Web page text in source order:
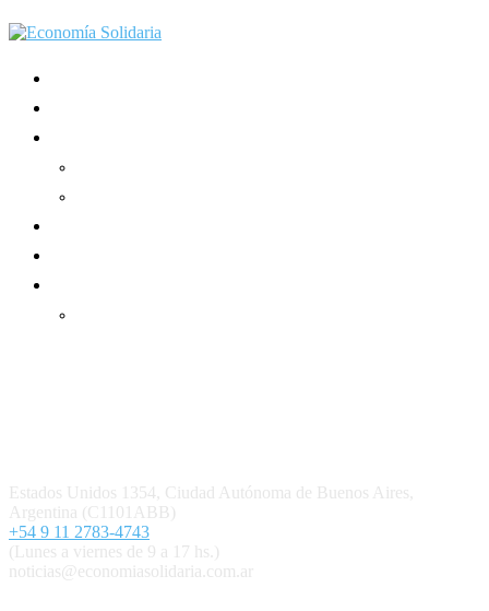
Estados Unidos 1354, Ciudad Autónoma de Buenos Aires,
Argentina (C1101ABB)
+54 9 11 2783-4743
(Lunes a viernes de 9 a 17 hs.)
noticias@economiasolidaria.com.ar